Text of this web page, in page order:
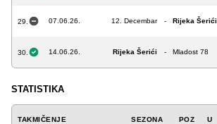
29. 07.06.26. 12. Decembar - Rijeka Šerići
30. 14.06.26. Rijeka Šerići - Mladost 78
STATISTIKA
TAKMIČENJE SEZONA POZ U